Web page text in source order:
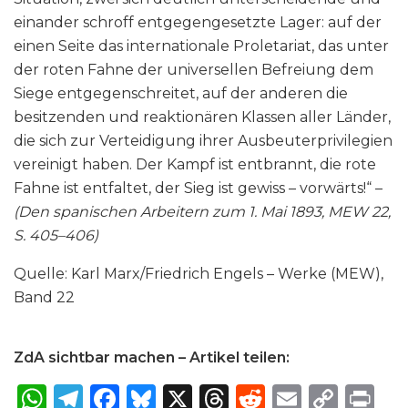
einander schroff entgegengesetzte Lager: auf der
einen Seite das internationale Proletariat, das unter
der roten Fahne der universellen Befreiung dem
Siege entgegenschreitet, auf der anderen die
besitzenden und reaktionären Klassen aller Länder,
die sich zur Verteidigung ihrer Ausbeuterprivilegien
vereinigt haben. Der Kampf ist entbrannt, die rote
Fahne ist entfaltet, der Sieg ist gewiss – vorwärts!“ –
(Den spanischen Arbeitern zum 1. Mai 1893, MEW 22,
S. 405–406)
Quelle: Karl Marx/Friedrich Engels – Werke (MEW),
Band 22
ZdA sichtbar machen – Artikel teilen:
W T
F
B X
T
R
E
C